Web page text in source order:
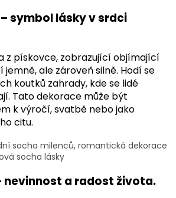
symbol lásky v srdci
z pískovce, zobrazující objímající
jemně, ale zároveň silně. Hodí se
koutků zahrady, kde se lidé
Tato dekorace může být
k výročí, svatbě nebo jako
citu.
socha milenců, romantická dekorace
socha lásky
nevinnost a radost života.